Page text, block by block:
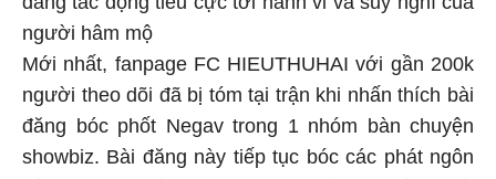
dàng tác động tiêu cực tới hành vi và suy nghĩ của
người hâm mộ
Mới nhất, fanpage FC HIEUTHUHAI với gần 200k
người theo dõi đã bị tóm tại trận khi nhấn thích bài
đăng bóc phốt Negav trong 1 nhóm bàn chuyện
showbiz. Bài đăng này tiếp tục bóc các phát ngôn